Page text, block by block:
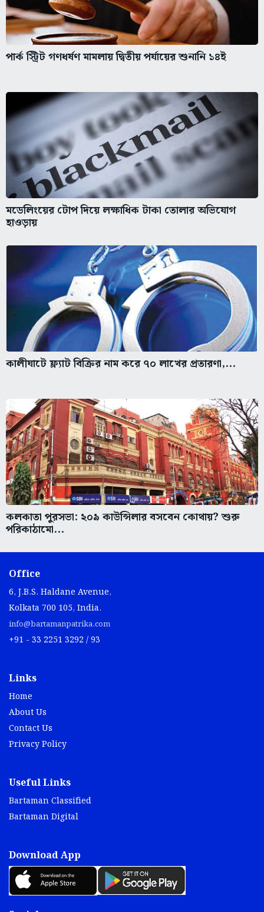
পার্ক স্ট্রিট গণধর্ষণ মামলায় দ্বিতীয় পর্যায়ের শুনানি ১৪ই
মডেলিংয়ের টোপ দিয়ে লক্ষাধিক টাকা তোলার অভিযোগ
হাওড়ায়
কালীঘাটে ফ্ল্যাট বিক্রির নাম করে ৭০ লাখের প্রতারণা,...
কলকাতা পুরসভা: ২০৯ কাউন্সিলার বসবেন কোথায়? শুরু
পরিকাঠামো...
Office
6, J.B.S. Haldane Avenue,
Kolkata 700 105, India.
info@bartamanpatrika.com
+91 - 33 2251 3292 / 93
Links
Home
About Us
Contact Us
Privacy Policy
Useful Links
Bartaman Classified
Bartaman Digital
Download App